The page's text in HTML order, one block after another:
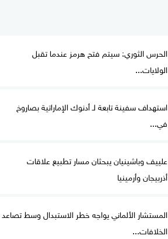
الحرس الثوري: سيتم فتح هرمز عندما تقبل
الولايات...
استهداف سفينة تابعة لـ أدنوك الإماراتية بصاروخ
في...
علييف وباشينيان يبحثان مسار تطبيع علاقات
أذربيجان وأرمينيا
المستشار الألماني يواجه خطر الاستبدال وسط تصاعد
الخلافات...